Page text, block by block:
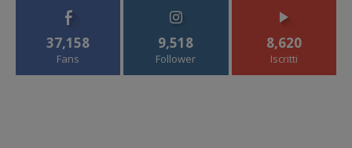
37,158
Fans
9,518
Follower
8,620
Iscritti